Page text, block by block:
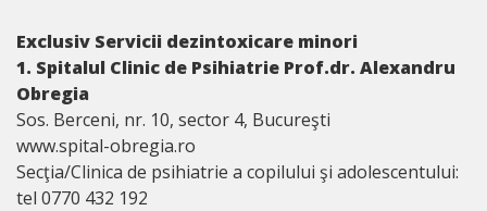
Exclusiv Servicii dezintoxicare minori
1. Spitalul Clinic de Psihiatrie Prof.dr. Alexandru
Obregia
Sos. Berceni, nr. 10, sector 4, Bucureşti
www.spital-obregia.ro
Secţia/Clinica de psihiatrie a copilului şi adolescentului:
tel 0770 432 192